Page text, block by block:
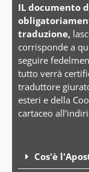
IL documento
traduzione,
corrisponde a
seguire
tutto verrà
traduttore
esteri e della
cartaceo
Cos'è